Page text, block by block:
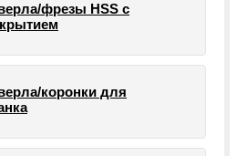
фрезы HSS c
коронки для